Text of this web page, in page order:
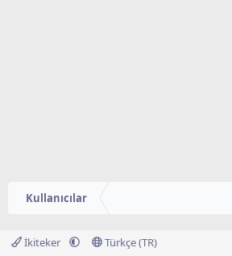
Kullanıcılar
İkiteker Türkçe (TR)